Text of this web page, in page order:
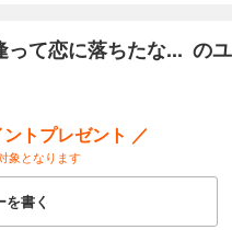
って恋に落ちたな... のユ
トプレゼント ／
象となります
を書く